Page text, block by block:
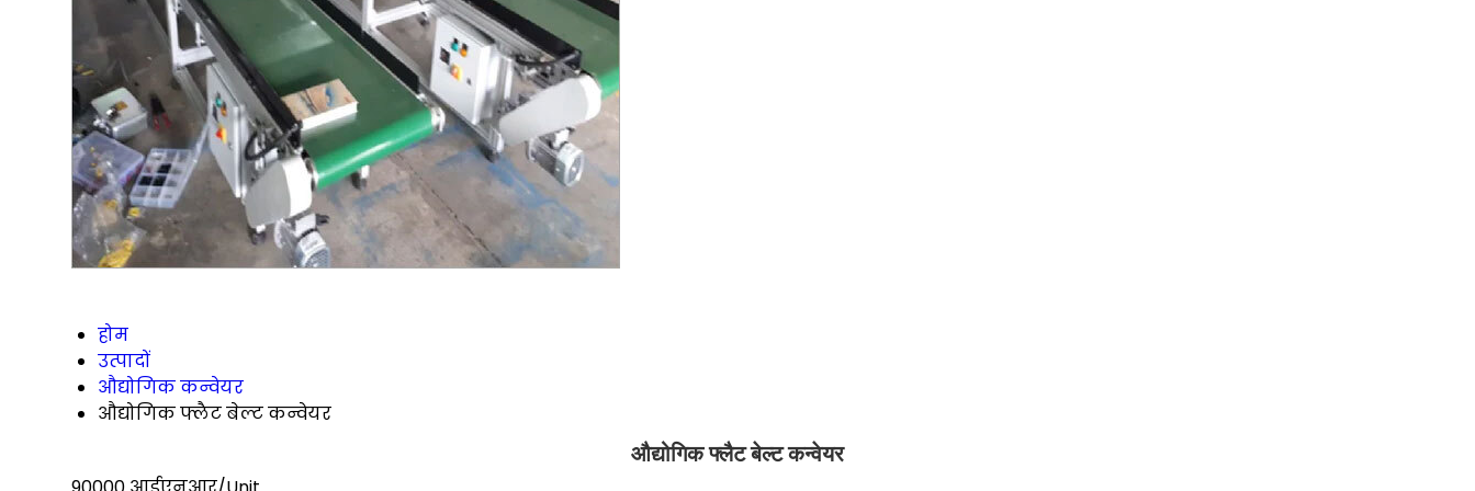
होम
उत्पादों
औद्योगिक कन्वेयर
औद्योगिक फ्लैट बेल्ट कन्वेयर
औद्योगिक फ्लैट बेल्ट कन्वेयर